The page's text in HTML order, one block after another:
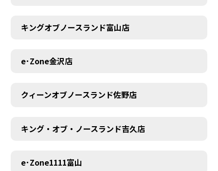
キングオブノースランド富山店
e･Zone金沢店
クィーンオブノースランド佐野店
キング・オブ・ノースランド吉久店
e･Zone1111富山